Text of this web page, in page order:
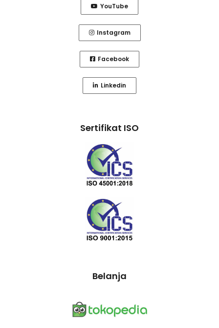
YouTube
Instagram
Facebook
Linkedin
Sertifikat ISO
Belanja